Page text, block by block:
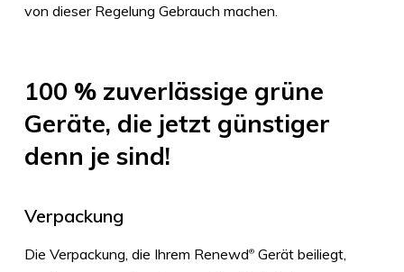
von dieser Regelung Gebrauch machen.
100 % zuverlässige grüne
Geräte, die jetzt günstiger
denn je sind!
Verpackung
Die Verpackung, die Ihrem Renewd®Gerät beiliegt,